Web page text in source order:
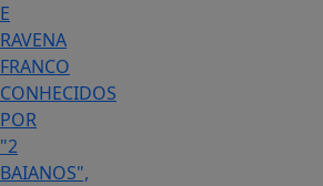
E
RAVENA
FRANCO
CONHECIDOS
POR
"2
BAIANOS",